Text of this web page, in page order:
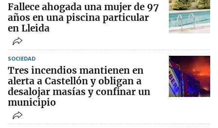
Fallece ahogada una mujer de 97
años en una piscina particular
en Lleida
SOCIEDAD
Tres incendios mantienen en
alerta a Castellón y obligan a
desalojar masías y confinar un
municipio